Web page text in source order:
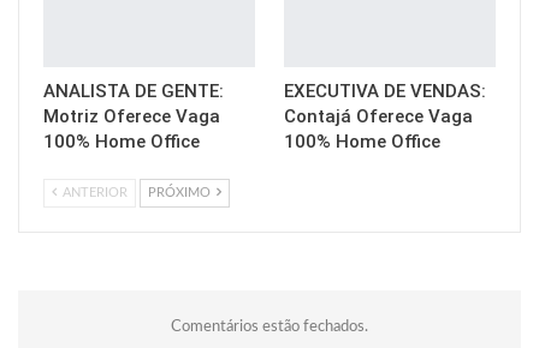
ANALISTA DE GENTE:
Motriz Oferece Vaga
100% Home Office
EXECUTIVA DE VENDAS:
Contajá Oferece Vaga
100% Home Office
ANTERIOR PRÓXIMO
Comentários estão fechados.